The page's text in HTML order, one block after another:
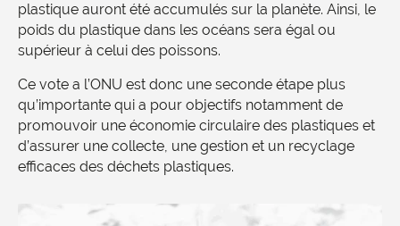
plastique auront été accumulés sur la planète. Ainsi, le
poids du plastique dans les océans sera égal ou
supérieur à celui des poissons.
Ce vote a l’ONU est donc une seconde étape plus
qu’importante qui a pour objectifs notamment de
promouvoir une économie circulaire des plastiques et
d’assurer une collecte, une gestion et un recyclage
efficaces des déchets plastiques.